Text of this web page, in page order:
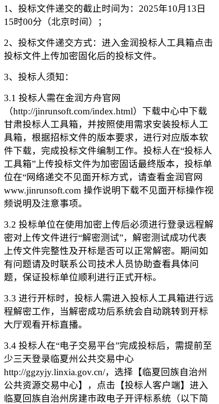
1、投标文件递交的截止时间为：2025年10月 13日
15时00分（北京时间）；
2、投标文件递交方式：进入金润投标人工具箱点击
投标文件上传加密固化后的投标文件。
3、投标人须知：
3.1 投标人需在金润方舟官网
（http://jinrunsoft.com/index.html）下载中心中下载
甘肃投标人工具箱，并按照使用需求安装投标人工
具箱，根据招标文件的版本要求，进行对应版本软
件下载，完成投标文件编制工作。投标人在“投标人
工具箱”上传投标文件为加密固话最终版本，投标单
位在“网络递交不见面开标方式，请查看金润官网
www.jinrunsoft.com 操作说明下载不见面开标操作视
频说明及注意事项。
3.2 投标单位在使用加密上传后必须进行登录远程解
密对上传文件进行“解密测试”，解密测试成功代表
上传文件完整性及开标是否可以正常解密。期间如
有问题请及时联系公司技术人员协助查看具体问
题，保证投标单位顺利进行正式开标。
3.3 进行开标时，投标人需进入投标人工具箱进行远
程解密工作，当解密成功后系统会自动跳转到开标
大厅观看开标直播。
3.4 投标人在“电子交易平台”完成投标后，需提前至
少三天登录临夏州公共交易中心
http://ggzyjy.linxia.gov.cn/，选择【临夏回族自治州
公共资源交易中心】，点击【投标人客户端】进入
临夏回族自治州房建市政电子开评标系统（以下简